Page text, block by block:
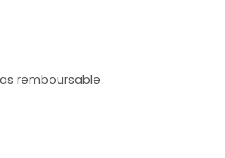
remboursable.